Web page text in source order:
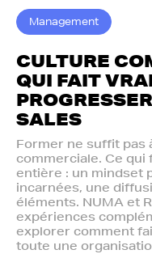
Management
CULTURE
QUI FAIT
SALES
Former ne suffit pas
commerciale. Ce
entière : un mindset
incarnées, une
éléments. NUMA et
expériences
explorer comment
toute une